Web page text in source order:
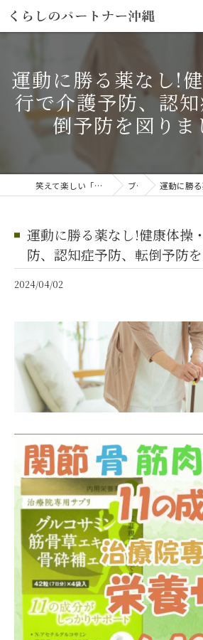
運動に勝る薬なし!
行で介護予防、認
倒予防を図りま
笑えて楽しい「笑える介護予防体操教室」 ブログ 運動に勝る薬なし!健康体
運動に勝る薬なし!健康体操
防、認知症予防、転倒予防
2024/04/02